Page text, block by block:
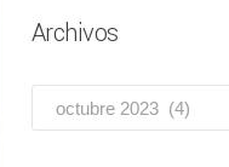
Archivos